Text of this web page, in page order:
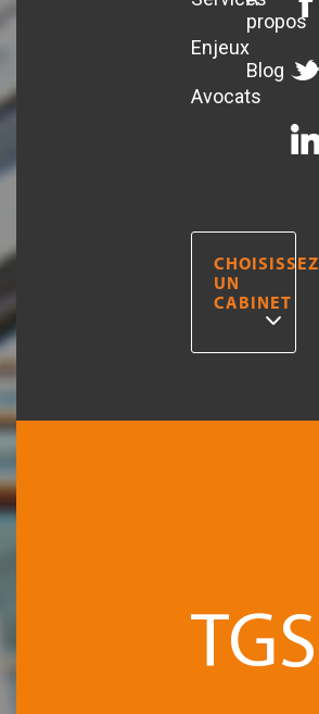
Enjeux
Avocats
propos
Blog
CHOISISSEZ
UN
CABINET
TGS